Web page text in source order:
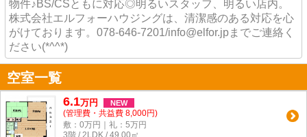
物件♪BS/CSともに対応◎明るいスタッフ、明るい店内。
株式会社エルフォーハウジングは、清潔感のある対応を心
がけております。078-646-7201/info@elfor.jpまでご連絡く
ださい(*^^*)
空室一覧
6.1万円 NEW
(管理費・共益費 8,000円)
敷：0万円｜礼：5万円
3階 / 2LDK / 49.00㎡